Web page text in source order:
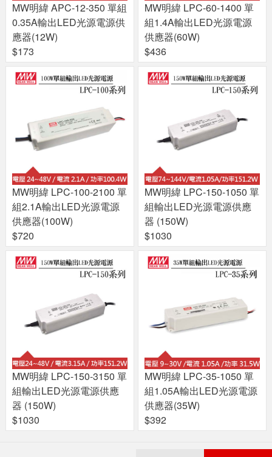
MW明緯 APC-12-350 單組
0.35A輸出LED光源電源供
應器(12W)
$173
MW明緯 LPC-60-1400 單
組1.4A輸出LED光源電源
供應器(60W)
$436
MW明緯 LPC-100-2100 單
組2.1A輸出LED光源電源
供應器(100W)
$720
MW明緯 LPC-150-1050 單
組輸出LED光源電源供應
器 (150W)
$1030
MW明緯 LPC-150-3150 單
組輸出LED光源電源供應
器 (150W)
$1030
MW明緯 LPC-35-1050 單
組1.05A輸出LED光源電源
供應器(35W)
$392